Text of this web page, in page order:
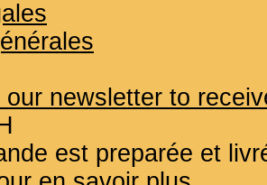
our newsletter to
est preparée et